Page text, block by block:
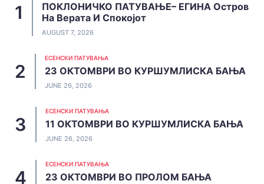
ПОКЛОНИЧКО ПАТУВАЊЕ– ЕГИНА Остров
На Верата И Спокојот
AUGUST 7, 2026
ЕСЕНСКИ ПАТУВАЊА
23 ОКТОМВРИ ВО КУРШУМЛИСКА БАЊА
JUNE 26, 2026
ЕСЕНСКИ ПАТУВАЊА
11 ОКТОМВРИ ВО КУРШУМЛИСКА БАЊА
JUNE 26, 2026
ЕСЕНСКИ ПАТУВАЊА
23 ОКТОМВРИ ВО ПРОЛОМ БАЊА